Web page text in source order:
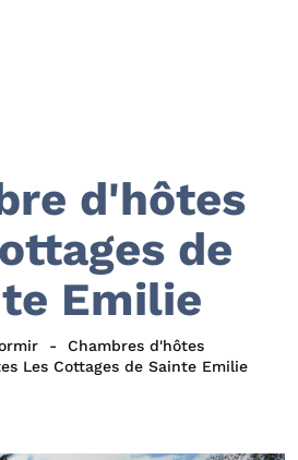
d'hôtes
de
Emilie
Chambres d'hôtes
Les Cottages de Sainte Emilie